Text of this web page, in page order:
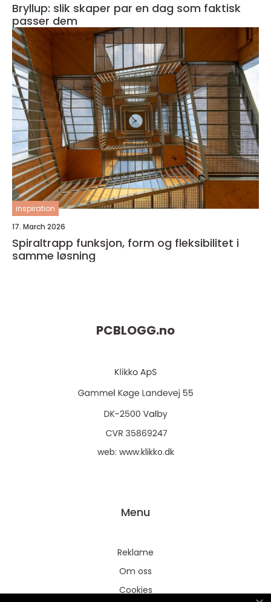
Bryllup: slik skaper par en dag som faktisk
passer dem
inspiration
17. March 2026
Spiraltrapp funksjon, form og fleksibilitet i
samme løsning
PCBLOGG.no
web: www.klikko.dk
Menu
Reklame
Om oss
Cookies